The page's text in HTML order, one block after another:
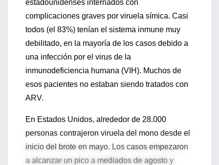
estadounidenses internados con
complicaciones graves por viruela símica. Casi
todos (el 83%) tenían el sistema inmune muy
debilitado, en la mayoría de los casos debido a
una infección por el virus de la
inmunodeficiencia humana (VIH). Muchos de
esos pacientes no estaban siendo tratados con
ARV.
En Estados Unidos, alrededor de 28.000
personas contrajeron viruela del mono desde el
inicio del brote en mayo. Los casos empezaron
a alcanzar un pico a mediados de agosto y